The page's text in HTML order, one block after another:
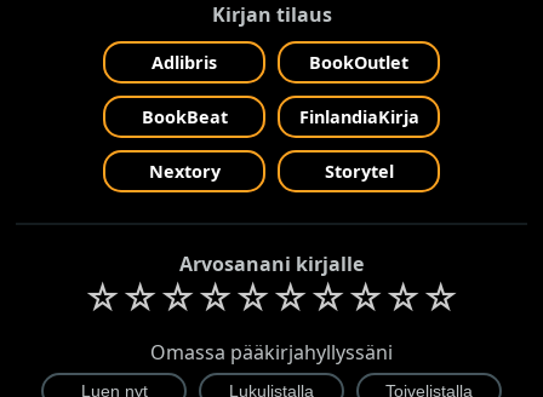
Kirjan tilaus
Adlibris BookOutlet
BookBeat FinlandiaKirja
Nextory Storytel
Arvosanani kirjalle
☆☆☆☆☆☆☆☆☆☆
Omassa pääkirjahyllyssäni